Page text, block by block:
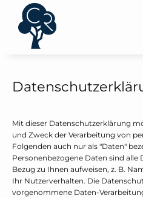
Mit dieser Datenschutzerklärung
und Zweck der Verarbeitung von
Folgenden auch nur als "Daten"
Personenbezogene Daten sind alle
Bezug zu Ihnen aufweisen, z. B.
Ihr Nutzerverhalten. Die
vorgenommene Daten-